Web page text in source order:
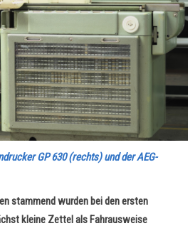
GP 630 (rechts) und der AEG-
stammend wurden bei den ersten
kleine Zettel als Fahrausweise